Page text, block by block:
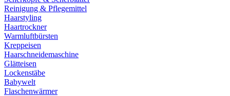
Reinigung & Pflegemittel
Haarstyling
Haartrockner
Warmluftbürsten
Kreppeisen
Haarschneidemaschine
Glätteisen
Lockenstäbe
Babywelt
Flaschenwärmer